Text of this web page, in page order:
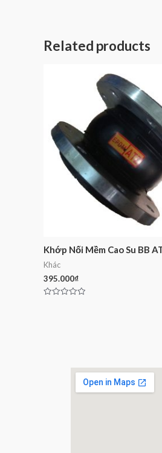
Related products
Khớp Nối Mềm Cao Su BB
Khác
395.000₫